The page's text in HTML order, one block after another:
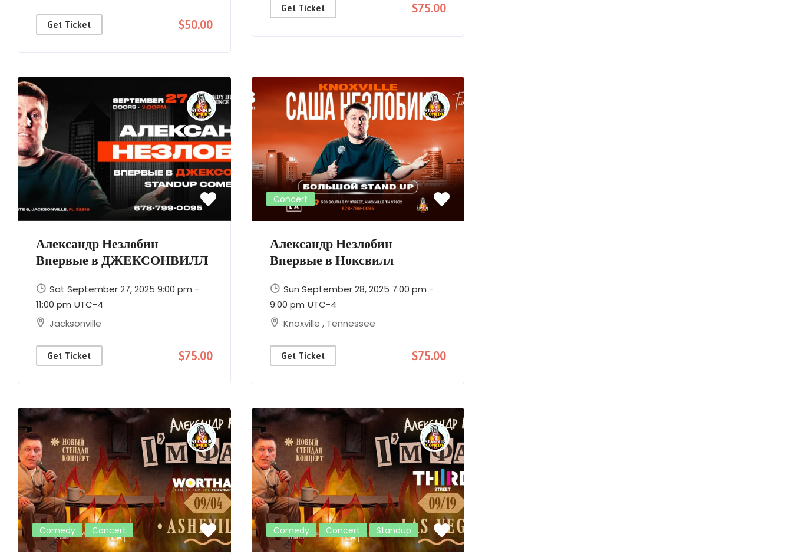
Get Ticket $50.00
Get Ticket $75.00
Александр Незлобин
Впервые в ДЖЕКСОНВИЛЛ
Sat September 27, 2025 9:00 pm -
11:00 pm UTC-4
Jacksonville
Get Ticket $75.00
Concert
Александр Незлобин
Впервые в Ноксвилл
Sun September 28, 2025 7:00 pm -
9:00 pm UTC-4
Knoxville , Tennessee
Get Ticket $75.00
Comedy Concert Comedy Concert Standup